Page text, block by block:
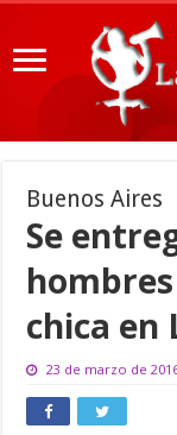
Buenos Aires
Se
chica en
23 de marzo de